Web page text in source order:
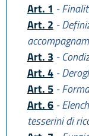
Art. 1 -
Art. 2 -
Art. 3 -
Art. 4 -
Art. 5 -
Art. 6 -
tesserini di